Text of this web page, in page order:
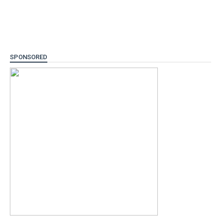
SPONSORED